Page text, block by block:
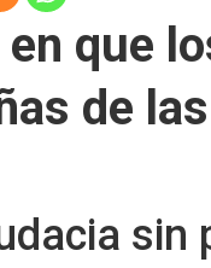
en que
de
sin